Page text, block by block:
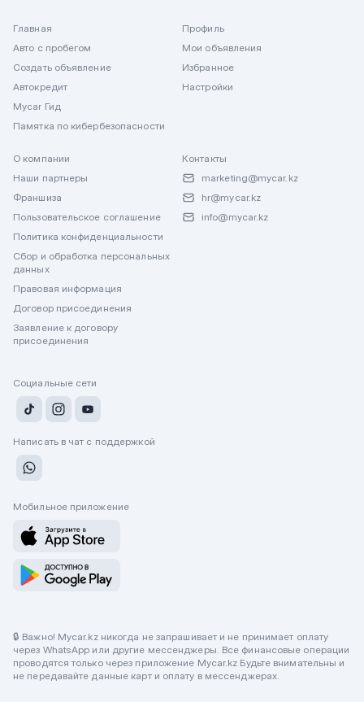
Главная
Авто с пробегом
Создать объявление
Автокредит
Mycar Гид
Памятка по кибербезопасности
Профиль
Мои объявления
Избранное
Настройки
О компании
Наши партнеры
Франшиза
Пользовательское соглашение
Политика конфиденциальности
Сбор и обработка персональных
данных
Правовая информация
Договор присоединения
Заявление к договору
присоединения
Контакты
marketing@mycar.kz
hr@mycar.kz
info@mycar.kz
Социальные сети
Написать в чат с поддержкой
Мобильное приложение
🔒 Важно! Mycar.kz никогда не запрашивает и не принимает оплату
через WhatsApp или другие мессенджеры. Все финансовые операции
проводятся только через приложение Mycar.kz Будьте внимательны и
не передавайте данные карт и оплату в мессенджерах.